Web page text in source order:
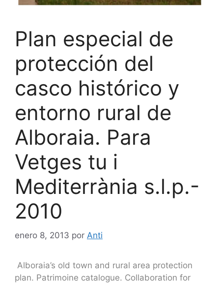
Plan especial de
protección del
casco histórico y
entorno rural de
Alboraia. Para
Vetges tu i
Mediterrània s.l.p.-
2010
enero 8, 2013 por Anti
Alboraia’s old town and rural area protection
plan. Patrimoine catalogue. Collaboration for